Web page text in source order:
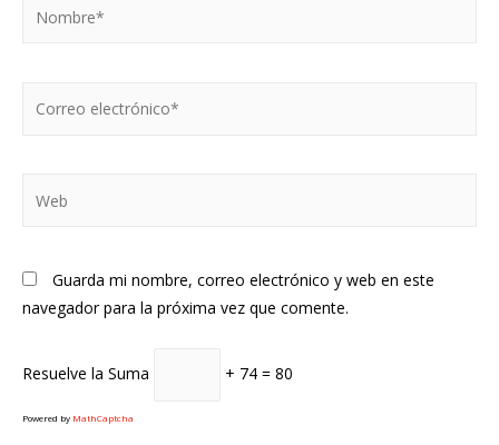
Guarda mi nombre, correo electrónico y web en este
navegador para la próxima vez que comente.
Resuelve la Suma + 74 = 80
Powered by MathCaptcha